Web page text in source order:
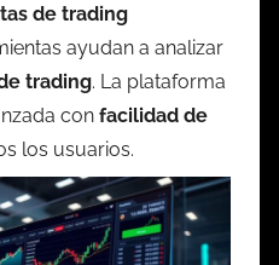
de trading
ayudan a analizar
trading. La plataforma
con facilidad de
los usuarios.